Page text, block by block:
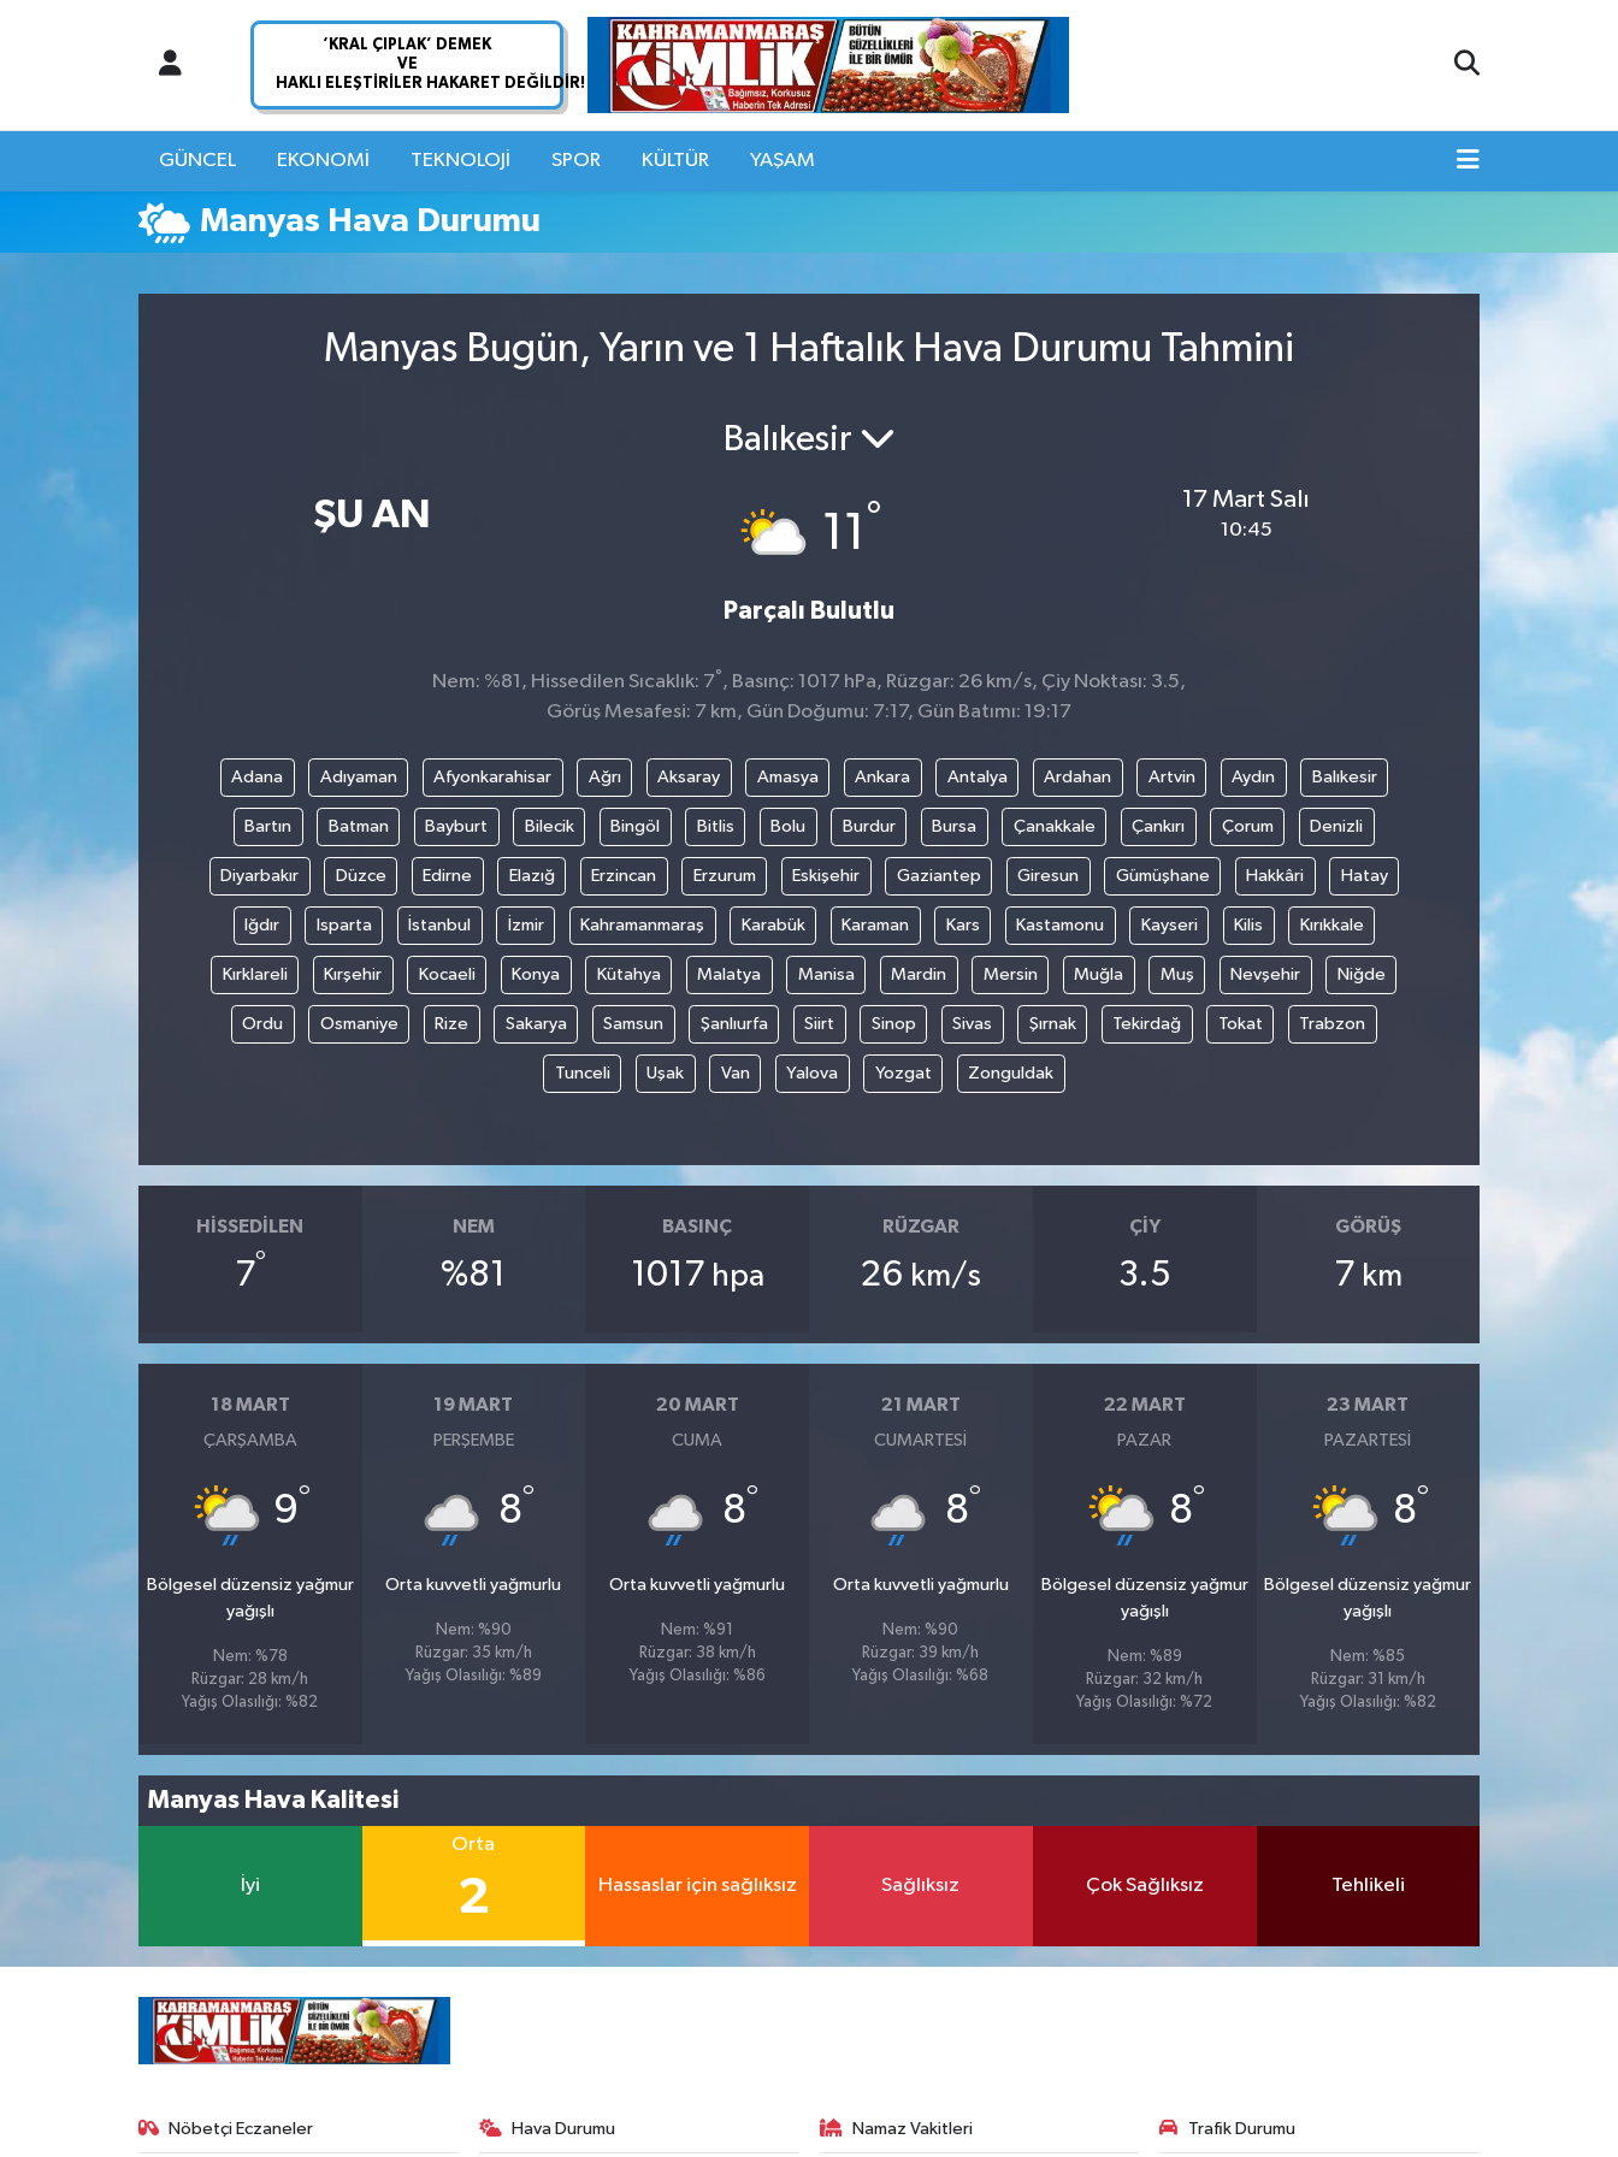
GÜNCEL EKONOMİ TEKNOLOJİ SPOR KÜLTÜR YAŞAM
Manyas Hava Durumu
Manyas Bugün, Yarın ve 1 Haftalık Hava Durumu Tahmini
ŞU AN
Balıkesir
11 °
Parçalı Bulutlu
17 Mart Salı
10:45
Nem: %81, Hissedilen Sıcaklık: 7° , Basınç: 1017 hPa, Rüzgar: 26 km/s, Çiy Noktası: 3.5,
Görüş Mesafesi: 7 km, Gün Doğumu: 7:17, Gün Batımı: 19:17
Adana Adıyaman Afyonkarahisar Ağrı Aksaray Amasya Ankara Antalya Ardahan Artvin Aydın Balıkesir
Bartın Batman Bayburt Bilecik Bingöl Bitlis Bolu Burdur Bursa Çanakkale Çankırı Çorum Denizli
Diyarbakır Düzce Edirne Elazığ Erzincan Erzurum Eskişehir Gaziantep Giresun Gümüşhane Hakkâri Hatay
Iğdır Isparta İstanbul İzmir Kahramanmaraş Karabük Karaman Kars Kastamonu Kayseri Kilis Kırıkkale
Kırklareli Kırşehir Kocaeli Konya Kütahya Malatya Manisa Mardin Mersin Muğla Muş Nevşehir Niğde
Ordu Osmaniye Rize Sakarya Samsun Şanlıurfa Siirt Sinop Sivas Şırnak Tekirdağ Tokat Trabzon
Tunceli Uşak Van Yalova Yozgat Zonguldak
HISSEDILEN
7°
NEM
%81
BASINÇ
1017 hpa
RÜZGAR
26 km/s
ÇIY
3.5
GÖRÜŞ
7 km
18 MART
ÇARŞAMBA
9°
Bölgesel düzensiz yağmur
yağışlı
Nem: %78
Rüzgar: 28 km/h
Yağış Olasılığı: %82
19 MART
PERŞEMBE
8°
Orta kuvvetli yağmurlu
Nem: %90
Rüzgar: 35 km/h
Yağış Olasılığı: %89
20 MART
CUMA
8°
Orta kuvvetli yağmurlu
Nem: %91
Rüzgar: 38 km/h
Yağış Olasılığı: %86
21 MART
CUMARTESI
8°
Orta kuvvetli yağmurlu
Nem: %90
Rüzgar: 39 km/h
Yağış Olasılığı: %68
22 MART
PAZAR
8°
Bölgesel düzensiz yağmur
yağışlı
Nem: %89
Rüzgar: 32 km/h
Yağış Olasılığı: %72
23 MART
PAZARTESI
8°
Bölgesel düzensiz yağmur
yağışlı
Nem: %85
Rüzgar: 31 km/h
Yağış Olasılığı: %82
Manyas Hava Kalitesi
İyi
Orta
2 Hassaslar için sağlıksız Sağlıksız Çok Sağlıksız Tehlikeli
Nöbetçi Eczaneler Hava Durumu Namaz Vakitleri Trafik Durumu
Hava Durumu
Namaz Vakitleri
Süper Lig Puan Durumu ve Fikstür